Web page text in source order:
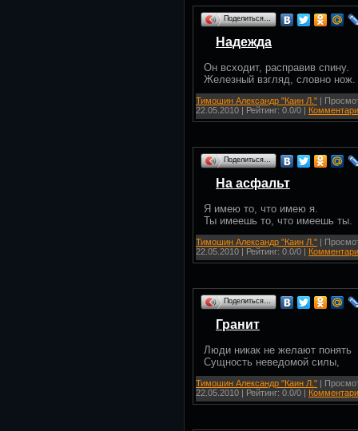
Поделиться…
Надежда
Он всходит, расправив спину.
Железный взгляд, словно нож.
Тимошин Александр "Каин Л." |
22.05.2010 | Рейтинг: 0.0/0 |
Поделиться…
На асфальт
Я имею то, что имею я.
Ты имеешь то, что имеешь ты.
Тимошин Александр "Каин Л." |
22.05.2010 | Рейтинг: 0.0/0 |
Поделиться…
Гранит
Люди никак не желают понять
Сущность неведомой силы,
Тимошин Александр "Каин Л." |
22.05.2010 | Рейтинг: 0.0/0 |